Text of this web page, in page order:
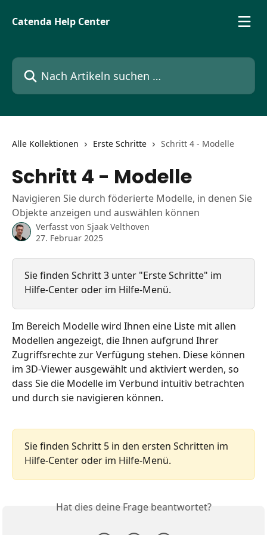
Catenda Help Center
Nach Artikeln suchen …
Alle Kollektionen Erste Schritte Schritt 4 - Modelle
Schritt 4 - Modelle
Navigieren Sie durch föderierte Modelle, in denen Sie
Objekte anzeigen und auswählen können
Verfasst von Sjaak Velthoven
27. Februar 2025
Sie finden Schritt 3 unter "Erste Schritte" im
Hilfe-Center oder im Hilfe-Menü.
Im Bereich Modelle wird Ihnen eine Liste mit allen
Modellen angezeigt, die Ihnen aufgrund Ihrer
Zugriffsrechte zur Verfügung stehen. Diese können
im 3D-Viewer ausgewählt und aktiviert werden, so
dass Sie die Modelle im Verbund intuitiv betrachten
und durch sie navigieren können.
Sie finden Schritt 5 in den ersten Schritten im
Hilfe-Center oder im Hilfe-Menü.
Hat dies deine Frage beantwortet?